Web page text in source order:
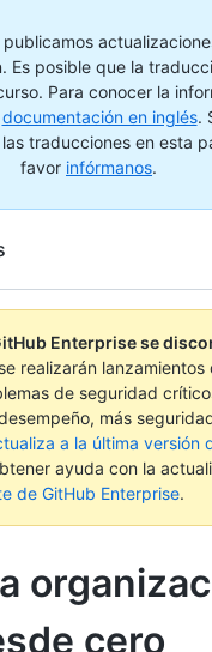
Es posible que la
Para conocer la
documentación en inglés.
traducciones en esta
favor infórmanos.
Enterprise se
realizarán
de seguridad
más
a la última versión
ayuda con la
de GitHub Enterprise.
cero